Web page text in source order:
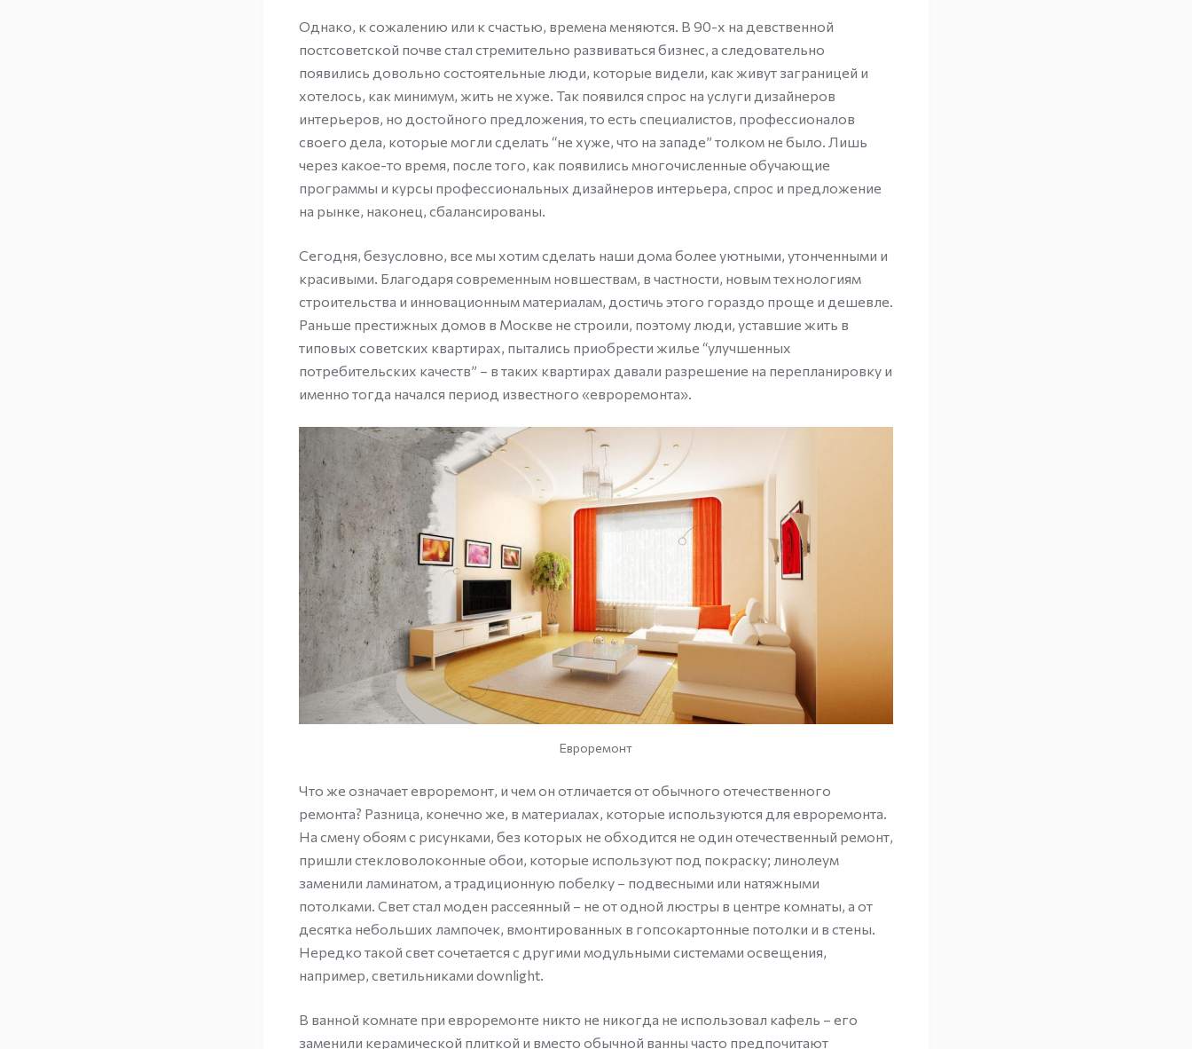
Однако, к сожалению или к счастью, времена меняются. В 90-х на девственной
постсоветской почве стал стремительно развиваться бизнес, а следовательно
появились довольно состоятельные люди, которые видели, как живут заграницей и
хотелось, как минимум, жить не хуже. Так появился спрос на услуги дизайнеров
интерьеров, но достойного предложения, то есть специалистов, профессионалов
своего дела, которые могли сделать “не хуже, что на западе” толком не было. Лишь
через какое-то время, после того, как появились многочисленные обучающие
программы и курсы профессиональных дизайнеров интерьера, спрос и предложение
на рынке, наконец, сбалансированы.
Сегодня, безусловно, все мы хотим сделать наши дома более уютными, утонченными и
красивыми. Благодаря современным новшествам, в частности, новым технологиям
строительства и инновационным материалам, достичь этого гораздо проще и дешевле.
Раньше престижных домов в Москве не строили, поэтому люди, уставшие жить в
типовых советских квартирах, пытались приобрести жилье “улучшенных
потребительских качеств” – в таких квартирах давали разрешение на перепланировку и
именно тогда начался период известного «евроремонта».
Евроремонт
Что же означает евроремонт, и чем он отличается от обычного отечественного
ремонта? Разница, конечно же, в материалах, которые используются для евроремонта.
На смену обоям с рисунками, без которых не обходится не один отечественный ремонт,
пришли стекловолоконные обои, которые используют под покраску; линолеум
заменили ламинатом, а традиционную побелку – подвесными или натяжными
потолками. Свет стал моден рассеянный – не от одной люстры в центре комнаты, а от
десятка небольших лампочек, вмонтированных в гопсокартонные потолки и в стены.
Нередко такой свет сочетается с другими модульными системами освещения,
например, светильниками downlight.
В ванной комнате при евроремонте никто не никогда не использовал кафель – его
заменили керамической плиткой и вместо обычной ванны часто предпочитают